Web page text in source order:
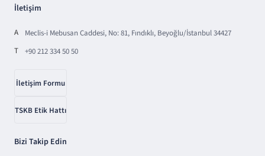
İletişim
A
Meclis-i Mebusan Caddesi, No: 81, Fındıklı, Beyoğlu/İstanbul 34427
T
+90 212 334 50 50
İletişim Formu
TSKB Etik Hattı
Bizi Takip Edin